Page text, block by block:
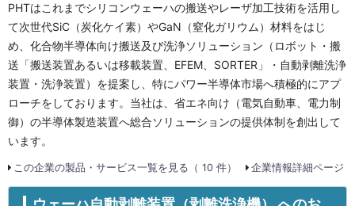
PHTはこれまでシリコンウェーハの搬送やレーザ加工技術を活用し
て次世代SiC（炭化ケイ素）やGaN（窒化ガリウム）材料をはじ
め、化合物半導体向け搬送及び洗浄ソリューション（ロボット・搬
送「搬送装置あるいは移載装置、EFEM、SORTER」・自動剥離洗浄
装置・洗浄装置）を提案し、特にパワー半導体市場へ積極的にアプ
ローチをしております。当社は、省エネ向け（電気自動車、電力制
御）の半導体製造装置へ総合ソリューションの提供体制を創出して
います。
この企業の製品・サービス一覧を見る（ 10 件） 企業情報詳細ページ